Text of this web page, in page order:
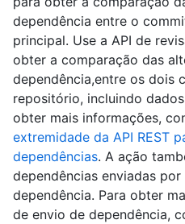
dependência entre o
principal. Use a API de
obter a comparação das
dependência,entre os dois
repositório, incluindo
obter mais informações,
extremidade da API REST
dependências. A ação
dependências enviadas
dependência. Para obter
de envio de dependência,